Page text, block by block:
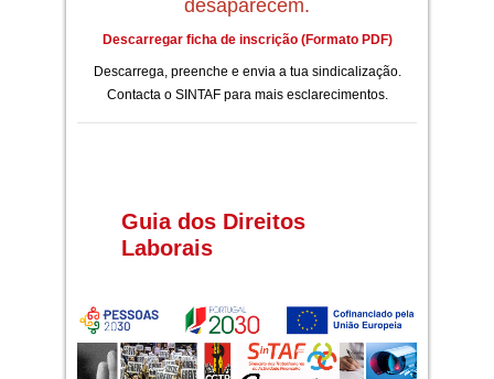
desaparecem.
Descarregar ficha de inscrição (Formato PDF)
Descarrega, preenche e envia a tua sindicalização.
Contacta o SINTAF para mais esclarecimentos.
Guia dos Direitos
Laborais